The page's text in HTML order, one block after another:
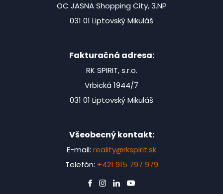
OC JASNA Shopping City, 3.NP
031 01 Liptovský Mikuláš
Fakturačná adresa:
RK SPIRIT, s.r.o.
Vrbická 1944/7
031 01 Liptovský Mikuláš
Všeobecný kontakt:
E-mail: reality@rkspirit.sk
Telefón: +421 915 797 979